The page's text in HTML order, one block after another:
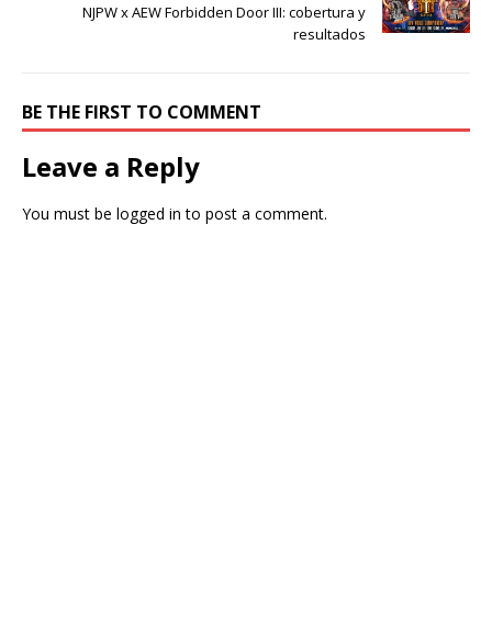
NJPW x AEW Forbidden Door III: cobertura y
resultados
BE THE FIRST TO COMMENT
Leave a Reply
You must be logged in to post a comment.